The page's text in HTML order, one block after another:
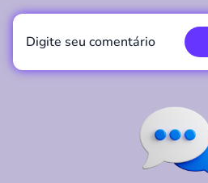
Digite seu comentário